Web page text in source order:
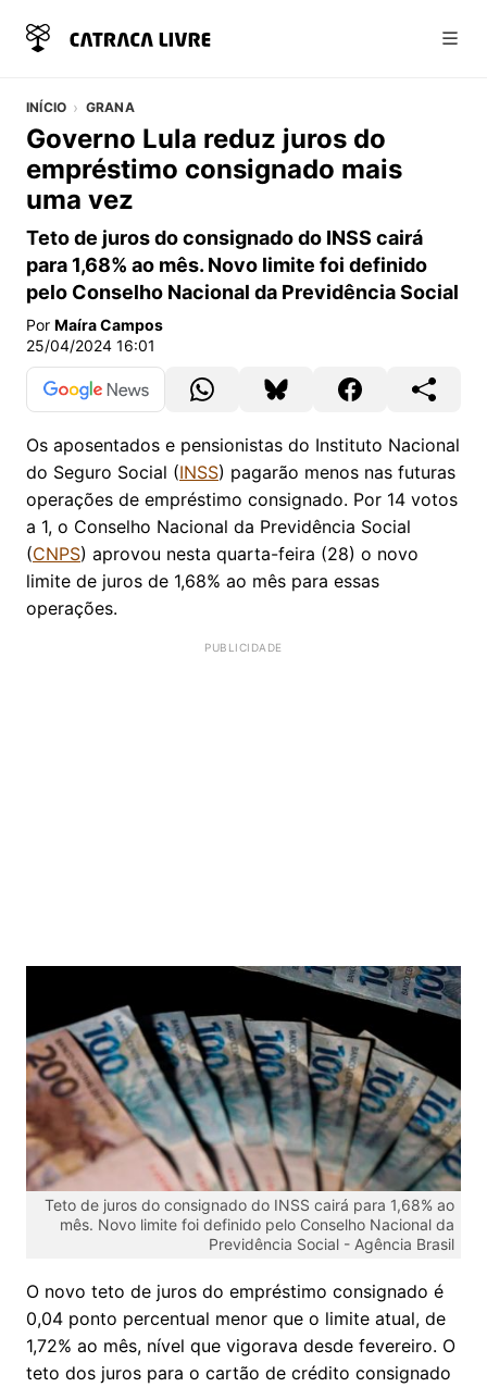
INÍCIO GRANA
Governo Lula reduz juros do
empréstimo consignado mais
uma vez
Teto de juros do consignado do INSS cairá
para 1,68% ao mês. Novo limite foi definido
pelo Conselho Nacional da Previdência Social
Por Maíra Campos
25/04/2024 16:01
Os aposentados e pensionistas do Instituto Nacional
do Seguro Social (INSS) pagarão menos nas futuras
operações de empréstimo consignado. Por 14 votos
a 1, o Conselho Nacional da Previdência Social
(CNPS) aprovou nesta quarta-feira (28) o novo
limite de juros de 1,68% ao mês para essas
operações.
Teto de juros do consignado do INSS cairá para 1,68% ao
mês. Novo limite foi definido pelo Conselho Nacional da
Previdência Social - Agência Brasil
O novo teto de juros do empréstimo consignado é
0,04 ponto percentual menor que o limite atual, de
1,72% ao mês, nível que vigorava desde fevereiro. O
teto dos juros para o cartão de crédito consignado